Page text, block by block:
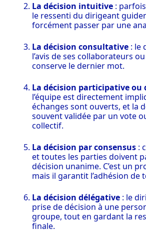
La décision intuitive :
le ressenti du dirigeant
forcément passer par une
La décision consultative : le
l’avis de ses collaborateurs
conserve le dernier mot.
La décision participative ou
l’équipe est directement
échanges sont ouverts, et la
souvent validée par un vote
collectif.
La décision par consensus :
et toutes les parties doivent
décision unanime. C’est un
mais il garantit l’adhésion de
La décision délégative : le
prise de décision à une
groupe, tout en gardant la
finale.